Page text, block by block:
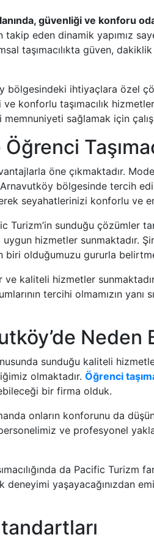
güvenliği ve konforu
eden dinamik yapımız
taşımacılıkta güven,
bölgesindeki ihtiyaçlara özel
konforlu taşımacılık
sağlamak için
öne çıkmaktadır.
bölgesinde tercih
seyahatlerinizi konforlu ve
Turizm’in sunduğu çözümler
hizmetler sunmaktadır.
biri olduğumuzu gururla
ve kaliteli hizmetler
tercihi olmamızın
Neden
sunduğu kaliteli
olmaktadır. Öğrenci
bir firma olduk.
onların konforunu da
ve profesyonel
da Pacific Turizm
deneyimi yaşayacağınızdan